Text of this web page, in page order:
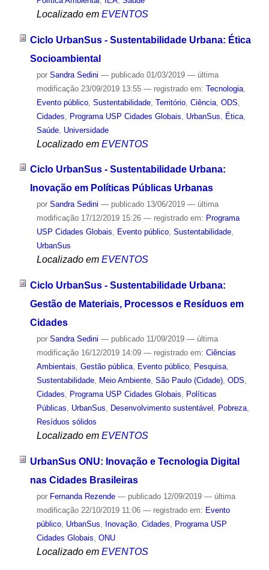
Localizado em EVENTOS
Ciclo UrbanSus - Sustentabilidade Urbana: Ética
Socioambiental
por Sandra Sedini — publicado01/03/2019 — última
modificação23/09/2019 13:55 — registrado em: Tecnologia,
Evento público, Sustentabilidade, Território, Ciência, ODS
Cidades
Programa USP Cidades Globais UrbanSus Ética,
Saúde, Universidade
Localizado em EVENTOS
Ciclo UrbanSus - Sustentabilidade Urbana:
Inovação em Políticas Públicas Urbanas
por Sandra Sedini — publicado13/06/2019 — última
modificação17/12/2019 15:26 — registrado em: Programa
USP Cidades Globais, Evento público, Sustentabilidade,
UrbanSus
Localizado em EVENTOS
Ciclo UrbanSus - Sustentabilidade Urbana:
Gestão de Materiais, Processos e Resíduos em
Cidades
por Sandra Sedini — publicado11/09/2019 — última
modificação16/12/2019 14:09 — registrado em: Ciências
Ambientais, Gestão pública, Evento público, Pesquisa,
Sustentabilidade, Meio Ambiente, São Paulo (Cidade), ODS,
Cidades, Programa USP Cidades Globais, Políticas
Públicas, UrbanSus, Desenvolvimento sustentável , Pobreza,
Resíduos sólidos
Localizado em EVENTOS
UrbanSus ONU: Inovação e Tecnologia Digital
nas Cidades Brasileiras
por Fernanda Rezende — publicado12/09/2019 — última
modificação22/10/2019 11:06 — registrado em: Evento
público, UrbanSus Inovação, Cidades
Programa USP
Cidades Globais ONU
Localizado em EVENTOS